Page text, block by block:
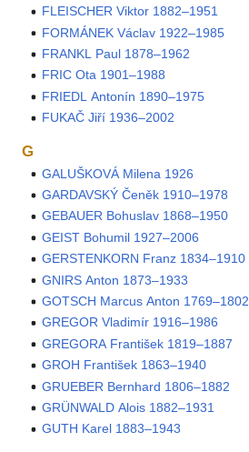
FLEISCHER Viktor 1882–1951
FORMÁNEK Václav 1922–1985
FRANKL Paul 1878–1962
FRIC Ota 1901–1988
FRIEDL Antonín 1890–1975
FUKAČ Jiří 1936–2002
G
GALUŠKOVÁ Milena 1926
GARDAVSKÝ Čeněk 1910–1978
GEBAUER Bohuslav 1868–1950
GEIST Bohumil 1927–2006
GERSTENKORN Franz 1834–1910
GNIRS Anton 1873–1933
GOTSCH Marcus Anton 1769–1802
GREGOR Vladimír 1916–1986
GREGORA František 1819–1887
GROH František 1863–1940
GRUEBER Bernhard 1806–1882
GRÜNWALD Alois 1882–1931
GUTH Karel 1883–1943